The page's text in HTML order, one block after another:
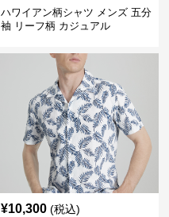
ハワイアン柄シャツ メンズ 五分
袖 リーフ柄 カジュアル
¥10,300 (税込)